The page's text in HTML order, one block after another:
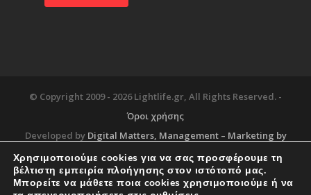
© Copyright 2009 - 2026 Lightlife.gr, All Rights Reserved. -
Όροι χρήσης
Developed by Digital Matters, Management – Marketing by
Blog About Services Corporate Support
Χρησιμοποιούμε cookies για να σας προσφέρουμε τη
βέλτιστη εμπειρία πλοήγησης στον ιστότοπό μας.
Μπορείτε να μάθετε ποια cookies χρησιμοποιούμε ή να